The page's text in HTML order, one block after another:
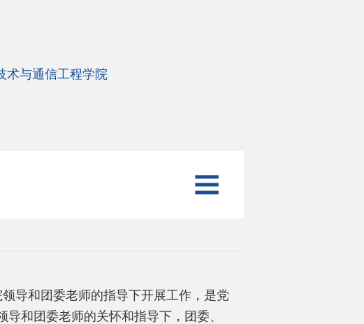
术与通信工程学院
导和团委老师的指导下开展工作，是党
和团委老师的关怀和指导下，团委、